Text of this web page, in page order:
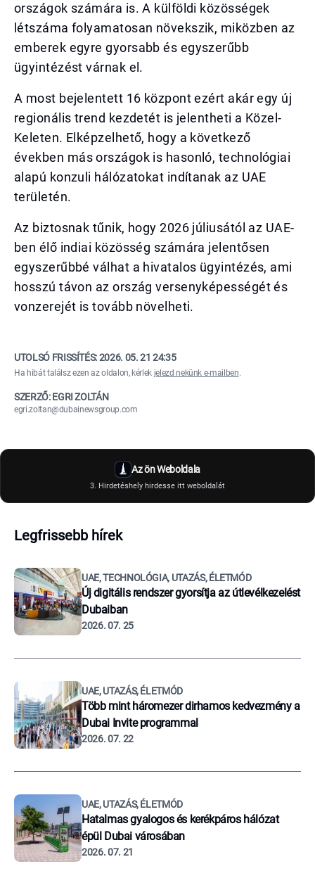
országok számára is. A külföldi közösségek
létszáma folyamatosan növekszik, miközben az
emberek egyre gyorsabb és egyszerűbb
ügyintézést várnak el.
A most bejelentett 16 központ ezért akár egy új
regionális trend kezdetét is jelentheti a Közel-
Keleten. Elképzelhető, hogy a következő
években más országok is hasonló, technológiai
alapú konzuli hálózatokat indítanak az UAE
területén.
Az biztosnak tűnik, hogy 2026 júliusától az UAE-
ben élő indiai közösség számára jelentősen
egyszerűbbé válhat a hivatalos ügyintézés, ami
hosszú távon az ország versenyképességét és
vonzerejét is tovább növelheti.
UTOLSÓ FRISSÍTÉS:2026. 05. 21 24:35
Ha hibát találsz ezen az oldalon, kérlek jelezd nekünk e-mailben.
SZERZŐ: EGRI ZOLTÁN
egri.zoltan@dubainewsgroup.com
Az ön Weboldala
3. Hirdetéshely hirdesse itt weboldalát
Legfrissebb hírek
UAE, TECHNOLÓGIA, UTAZÁS, ÉLETMÓD
Új digitális rendszer gyorsítja az útlevélkezelést
Dubaiban
2026. 07. 25
UAE, UTAZÁS, ÉLETMÓD
Több mint háromezer dirhamos kedvezmény a
Dubai Invite programmal
2026. 07. 22
UAE, UTAZÁS, ÉLETMÓD
Hatalmas gyalogos és kerékpáros hálózat
épül Dubai városában
2026. 07. 21